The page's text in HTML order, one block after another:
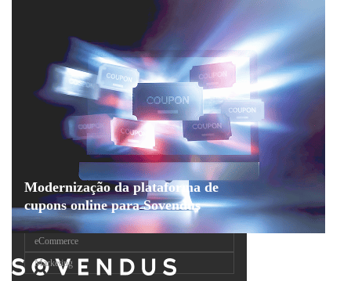
Modernização da plataforma de
cupons online para Sovendus
eCommerce
Marketing